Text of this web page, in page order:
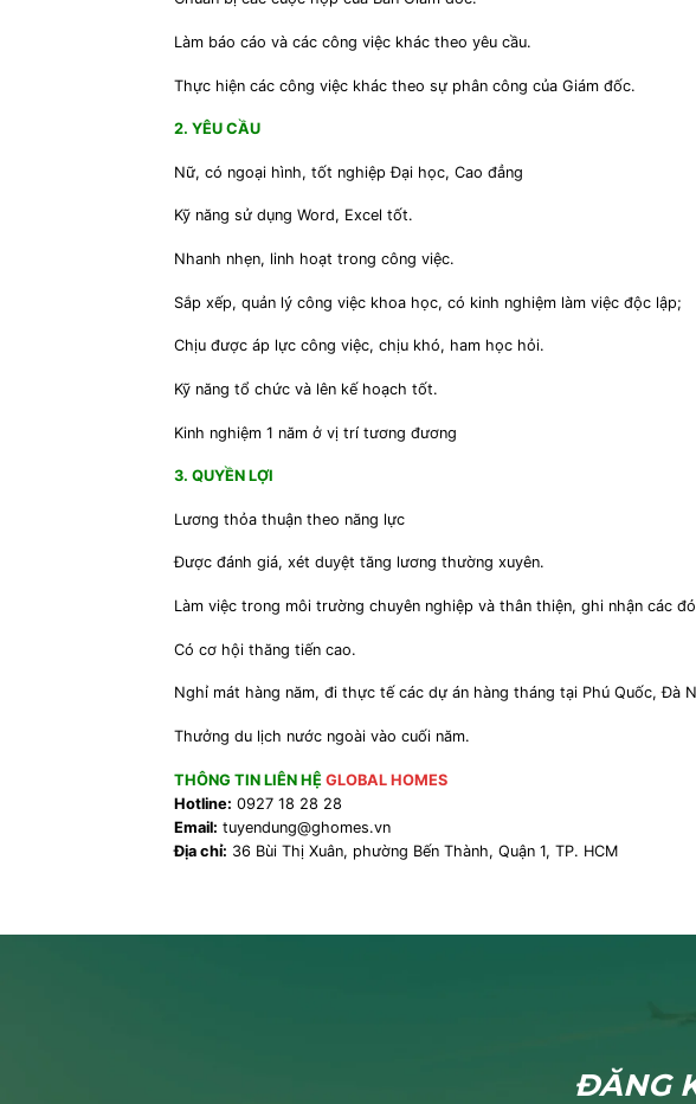
Làm báo cáo và các công việc khác theo yêu cầu.
Thực hiện các công việc khác theo sự phân công của Giám đốc.
2. YÊU CẦU
Nữ, có ngoại hình, tốt nghiệp Đại học, Cao đẳng
Kỹ năng sử dụng Word, Excel tốt.
Nhanh nhẹn, linh hoạt trong công việc.
Sắp xếp, quản lý công việc khoa học, có kinh nghiệm làm việc độc lập;
Chịu được áp lực công việc, chịu khó, ham học hỏi.
Kỹ năng tổ chức và lên kế hoạch tốt.
Kinh nghiệm 1 năm ở vị trí tương đương
3. QUYỀN LỢI
Lương thỏa thuận theo năng lực
Được đánh giá, xét duyệt tăng lương thường xuyên.
Làm việc trong môi trường chuyên nghiệp và thân thiện, ghi nhận các
Có cơ hội thăng tiến cao.
Nghỉ mát hàng năm, đi thực tế các dự án hàng tháng tại Phú Quốc, Đà
Thưởng du lịch nước ngoài vào cuối năm.
THÔNG TIN LIÊN HỆ GLOBAL HOMES
Hotline: 0927 18 28 28
Email: tuyendung@ghomes.vn
Địa chỉ: 36 Bùi Thị Xuân, phường Bến Thành, Quận 1, TP. HCM
ĐĂNG